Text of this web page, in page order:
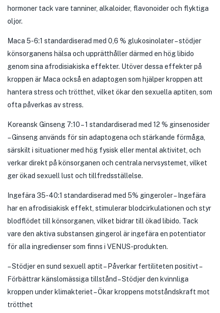
hormoner tack vare tanniner, alkaloider, flavonoider och flyktiga
oljor.
Maca 5-6:1 standardiserad med 0,6 % glukosinolater – stödjer
könsorganens hälsa och upprätthåller därmed en hög libido
genom sina afrodisiakiska effekter. Utöver dessa effekter på
kroppen är Maca också en adaptogen som hjälper kroppen att
hantera stress och trötthet, vilket ökar den sexuella aptiten, som
ofta påverkas av stress.
Koreansk Ginseng 7:10 – 1 standardiserad med 12 % ginsenosider
– Ginseng används för sin adaptogena och stärkande förmåga,
särskilt i situationer med hög fysisk eller mental aktivitet, och
verkar direkt på könsorganen och centrala nervsystemet, vilket
ger ökad sexuell lust och tillfredsställelse.
Ingefära 35-40:1 standardiserad med 5% gingeroler – Ingefära
har en afrodisiakisk effekt, stimulerar blodcirkulationen och styr
blodflödet till könsorganen, vilket bidrar till ökad libido. Tack
vare den aktiva substansen gingerol är ingefära en potentiator
för alla ingredienser som finns i VENUS-produkten.
– Stödjer en sund sexuell aptit – Påverkar fertiliteten positivt –
Förbättrar känslomässiga tillstånd – Stödjer den kvinnliga
kroppen under klimakteriet – Ökar kroppens motståndskraft mot
trötthet